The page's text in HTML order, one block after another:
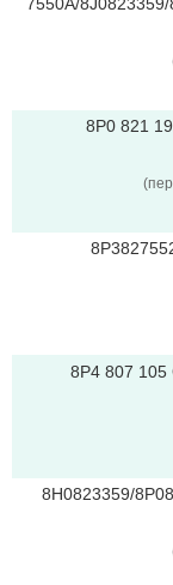
8P0 821
8P4 807 105
8H0823359/